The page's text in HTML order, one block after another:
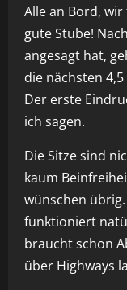
Alle an Bord,
gute Stube!
angesagt hat,
die nächsten
Der erste
ich sagen.
Die Sitze sind
kaum
wünschen
funktioniert
braucht schon
über Highways